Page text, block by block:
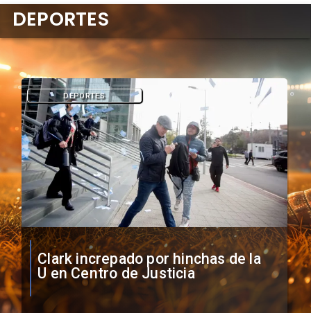
Vozinha firma contrato con Colo
Colo como nuevo arquero
DEPORTES
DEPORTES